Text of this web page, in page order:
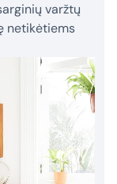
varžtų
netikėtiems